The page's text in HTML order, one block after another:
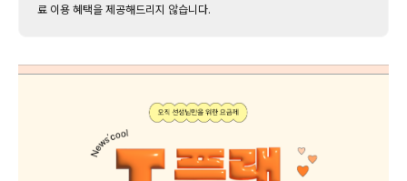
료 이용 혜택을 제공해드리지 않습니다.